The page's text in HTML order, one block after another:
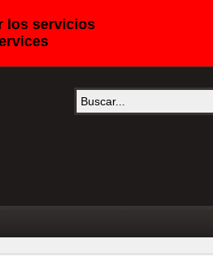
los servicios